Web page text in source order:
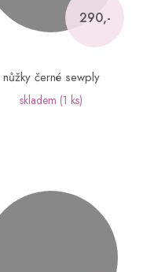
290,-
nůžky černé sewply
skladem (1 ks)